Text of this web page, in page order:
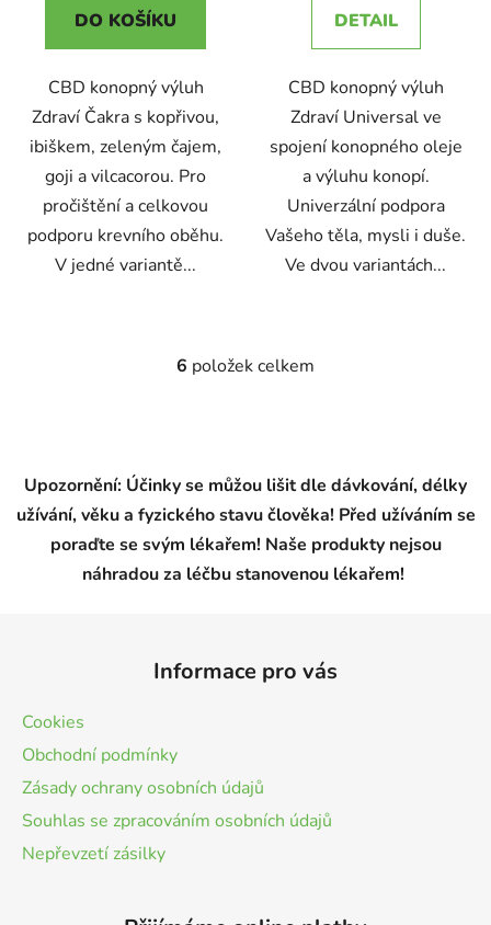
DO KOŠÍKU
CBD konopný výluh
Zdraví Čakra s kopřivou,
ibiškem, zeleným čajem,
goji a vilcacorou. Pro
pročištění a celkovou
podporu krevního oběhu.
V jedné variantě...
DETAIL
CBD konopný výluh
Zdraví Universal ve
spojení konopného oleje
a výluhu konopí.
Univerzální podpora
Vašeho těla, mysli i duše.
Ve dvou variantách...
O
a
c
í
p
y
s
u
6 položek celkem
Upozornění: Účinky se můžou lišit dle dávkování, délky
užívání, věku a fyzického stavu člověka! Před užíváním se
poraďte se svým lékařem! Naše produkty nejsou
náhradou za léčbu stanovenou lékařem!
Informace pro vás
Cookies
Obchodní podmínky
Zásady ochrany osobních údajů
Souhlas se zpracováním osobních údajů
Nepřevzetí zásilky